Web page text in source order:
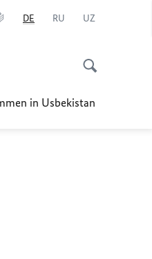
DE RU UZ
in Usbekistan